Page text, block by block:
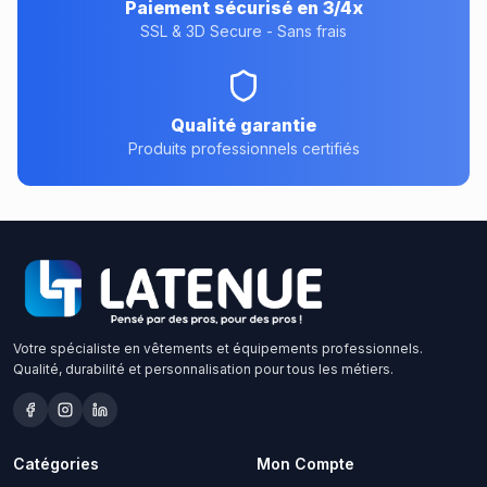
Paiement sécurisé en 3/4x
SSL & 3D Secure - Sans frais
Qualité garantie
Produits professionnels certifiés
Votre spécialiste en vêtements et équipements professionnels.
Qualité, durabilité et personnalisation pour tous les métiers.
Catégories Mon Compte